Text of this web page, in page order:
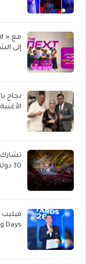
إلى
30 دولة في مؤتمر V-Convention 2026 العالمي بماليزيا
Days